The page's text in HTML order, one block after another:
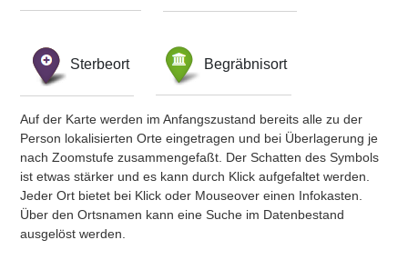
Sterbeort Begräbnisort
Auf der Karte werden im Anfangszustand bereits alle zu der
Person lokalisierten Orte eingetragen und bei Überlagerung je
nach Zoomstufe zusammengefaßt. Der Schatten des Symbols
ist etwas stärker und es kann durch Klick aufgefaltet werden.
Jeder Ort bietet bei Klick oder Mouseover einen Infokasten.
Über den Ortsnamen kann eine Suche im Datenbestand
ausgelöst werden.